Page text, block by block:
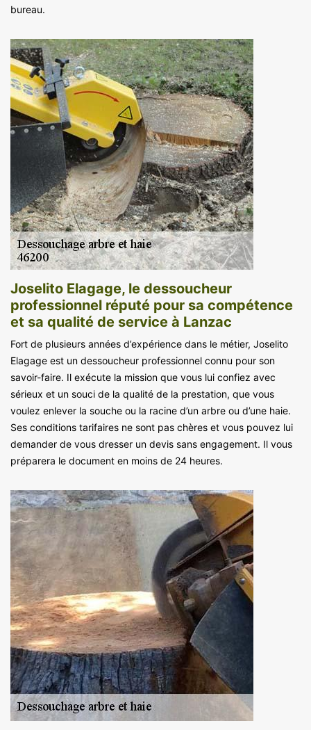
bureau.
Joselito Elagage, le dessoucheur
professionnel réputé pour sa compétence
et sa qualité de service à Lanzac
Fort de plusieurs années d’expérience dans le métier, Joselito
Elagage est un dessoucheur professionnel connu pour son
savoir-faire. Il exécute la mission que vous lui confiez avec
sérieux et un souci de la qualité de la prestation, que vous
voulez enlever la souche ou la racine d’un arbre ou d’une haie.
Ses conditions tarifaires ne sont pas chères et vous pouvez lui
demander de vous dresser un devis sans engagement. Il vous
préparera le document en moins de 24 heures.